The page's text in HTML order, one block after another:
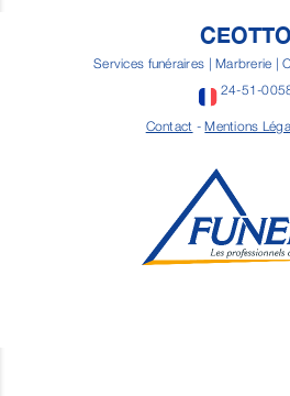
CEOTTO
Services funéraires | Marbrerie |
24-51-
Contact -Mentions